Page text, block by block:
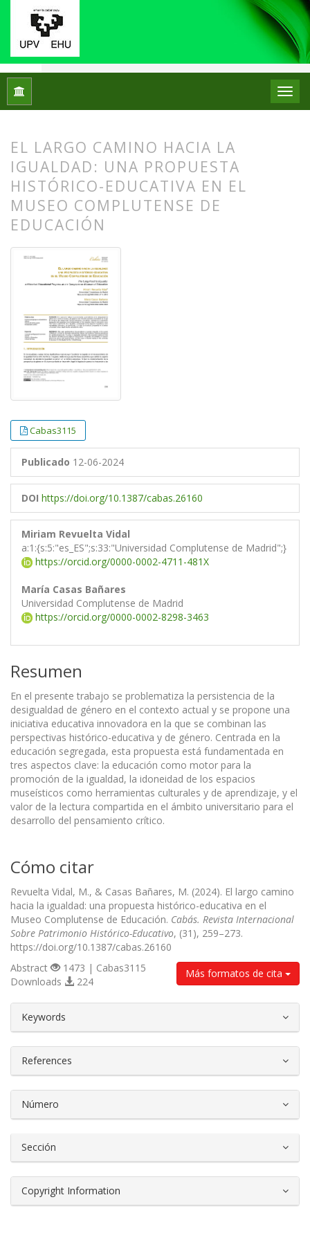
Inicio Núm. 31 (2024): Monográfico: Didáctica
EL LARGO CAMINO HACIA LA
IGUALDAD: UNA PROPUESTA
HISTÓRICO-EDUCATIVA EN EL
MUSEO COMPLUTENSE DE
EDUCACIÓN
Cabas3115
Publicado 12-06-2024
DOI https://doi.org/10.1387/cabas.26160
Miriam Revuelta Vidal
a:1:{s:5:"es_ES";s:33:"Universidad Complutense de Madrid";}
https://orcid.org/0000-0002-4711-481X
María Casas Bañares
Universidad Complutense de Madrid
https://orcid.org/0000-0002-8298-3463
Resumen
En el presente trabajo se problematiza la persistencia de la
desigualdad de género en el contexto actual y se propone una
iniciativa educativa innovadora en la que se combinan las
perspectivas histórico-educativa y de género. Centrada en la
educación segregada, esta propuesta está fundamentada en
tres aspectos clave: la educación como motor para la
promoción de la igualdad, la idoneidad de los espacios
museísticos como herramientas culturales y de aprendizaje, y el
valor de la lectura compartida en el ámbito universitario para el
desarrollo del pensamiento crítico.
Cómo citar
Revuelta Vidal, M., & Casas Bañares, M. (2024). El largo camino
hacia la igualdad: una propuesta histórico-educativa en el
Museo Complutense de Educación. Cabás. Revista Internacional
Sobre Patrimonio Histórico-Educativo, (31), 259–273.
https://doi.org/10.1387/cabas.26160
Más formatos de cita
Abstract
1473 | Cabas3115
Downloads
224
Keywords
References
Número
Sección
Copyright Information